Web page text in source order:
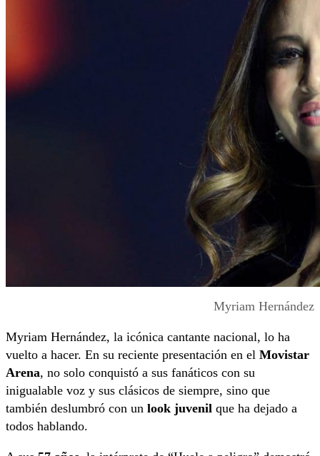
Myriam Hernández
Myriam Hernández, la icónica cantante nacional, lo ha
vuelto a hacer. En su reciente presentación en el Movistar
Arena, no solo conquistó a sus fanáticos con su
inigualable voz y sus clásicos de siempre, sino que
también deslumbró con un look juvenil que ha dejado a
todos hablando.